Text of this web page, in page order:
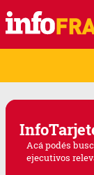
Info
Acá podés
ejecutivos